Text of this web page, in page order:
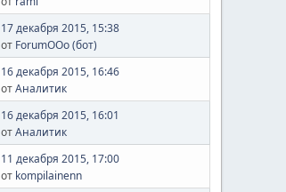
17 декабря 2015, 15:38
от ForumOOo (бот)
16 декабря 2015, 16:46
отАналитик
16 декабря 2015, 16:01
отАналитик
11 декабря 2015, 17:00
от kompilainenn